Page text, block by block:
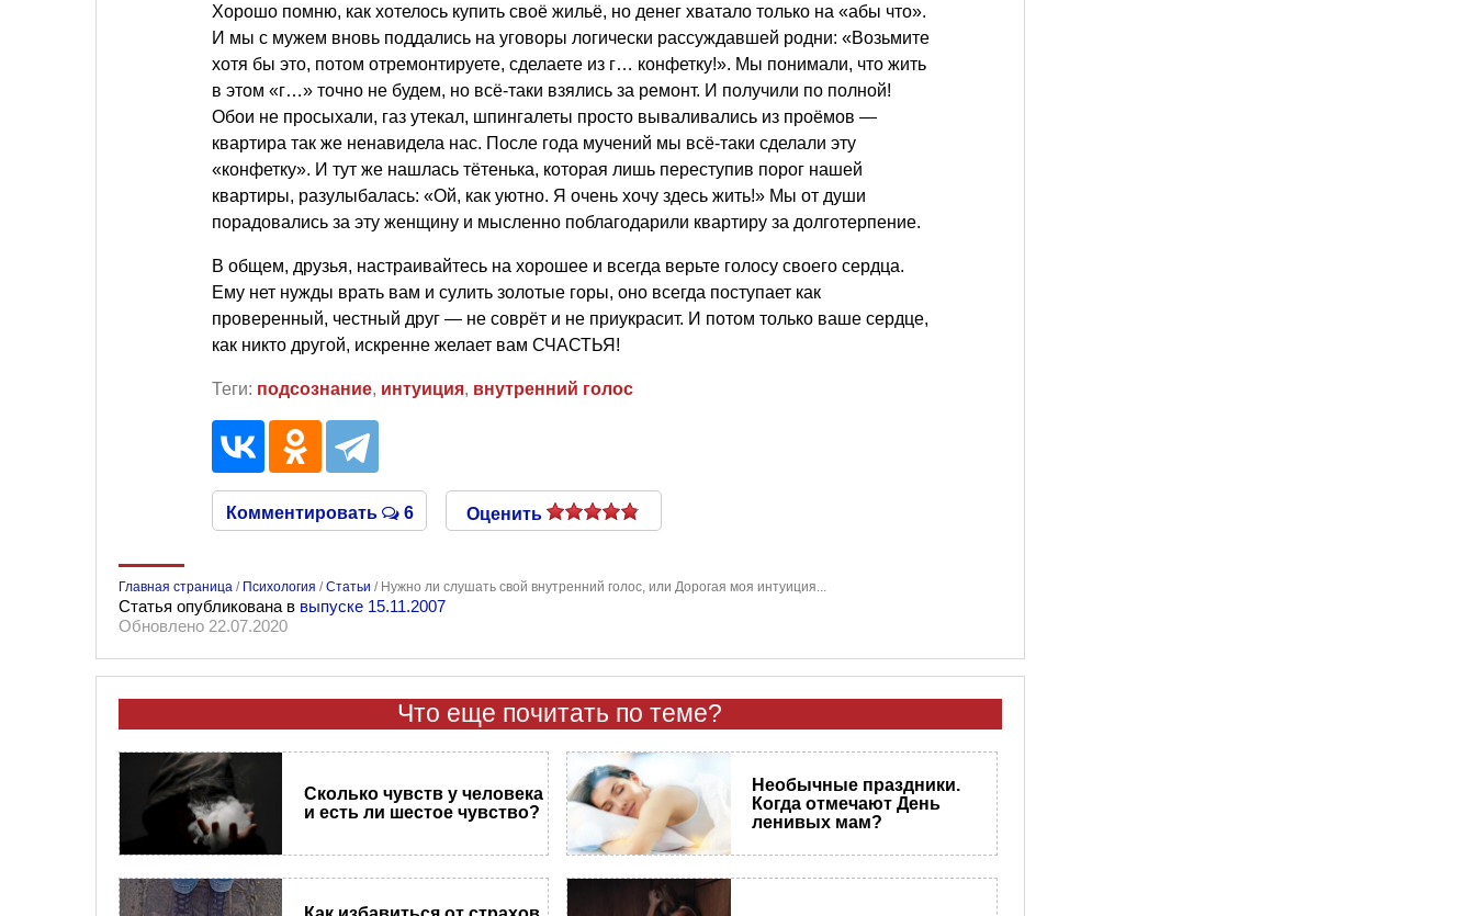
Хорошо помню, как хотелось купить своё жильё, но денег хватало только на «абы что».
И мы с мужем вновь поддались на уговоры логически рассуждавшей родни: «Возьмите
хотя бы это, потом отремонтируете, сделаете из г… конфетку!». Мы понимали, что жить
в этом «г…» точно не будем, но всё-таки взялись за ремонт. И получили по полной!
Обои не просыхали, газ утекал, шпингалеты просто вываливались из проёмов —
квартира так же ненавидела нас. После года мучений мы всё-таки сделали эту
«конфетку». И тут же нашлась тётенька, которая лишь переступив порог нашей
квартиры, разулыбалась: «Ой, как уютно. Я очень хочу здесь жить!» Мы от души
порадовались за эту женщину и мысленно поблагодарили квартиру за долготерпение.
В общем, друзья, настраивайтесь на хорошее и всегда верьте голосу своего сердца.
Ему нет нужды врать вам и сулить золотые горы, оно всегда поступает как
проверенный, честный друг — не соврёт и не приукрасит. И потом только ваше сердце,
как никто другой, искренне желает вам СЧАСТЬЯ!
Теги: подсознание, интуиция, внутренний голос
Комментировать 6 Оценить
Главная страница / Психология /Статьи / Нужно ли слушать свой внутренний голос, или Дорогая моя интуиция...
Статья опубликована в выпуске 15.11.2007
Обновлено 22.07.2020
Что еще почитать по теме?
Сколько чувств у человека
и есть ли шестое чувство?
Необычные праздники.
Когда отмечают День
ленивых мам?